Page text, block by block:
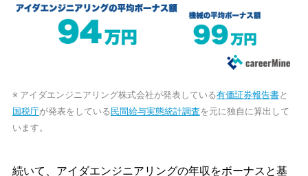
※ アイダエンジニアリング株式会社が発表している有価証券報告書と
国税庁が発表をしている 民間給与実態統計調査を元に独自に算出して
います。
続いて、アイダエンジニアリングの年収をボーナスと基